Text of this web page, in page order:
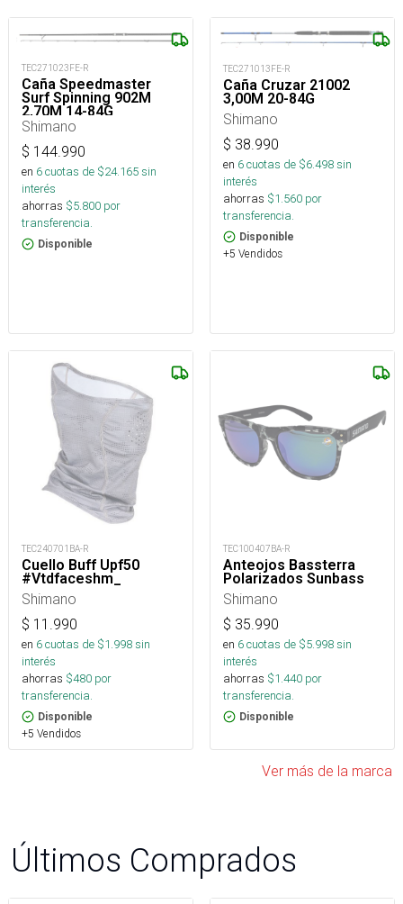
TEC271023FE-R
Caña Speedmaster
Surf Spinning 902M
2,70M 14-84G
Shimano
$ 144.990
en 6cuotas de $24.165sin
interés
ahorras $5.800 por
transferencia.
Disponible
TEC271013FE-R
Caña Cruzar 21002
3,00M 20-84G
Shimano
$ 38.990
en 6cuotas de $6.498sin
interés
ahorras $1.560 por
transferencia.
Disponible
+5 Vendidos
TEC240701BA-R
Cuello Buff Upf50
#Vtdfaceshm_
Shimano
$ 11.990
en 6cuotas de $1.998sin
interés
ahorras $480 por
transferencia.
Disponible
+5 Vendidos
TEC100407BA-R
Anteojos Bassterra
Polarizados Sunbass
Shimano
$ 35.990
en 6cuotas de $5.998sin
interés
ahorras $1.440 por
transferencia.
Disponible
Ver más de la marca
Últimos Comprados